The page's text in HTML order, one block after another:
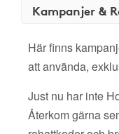
Kampanjer &
Här finns
att använda,
Just nu har inte
Återkom gärna